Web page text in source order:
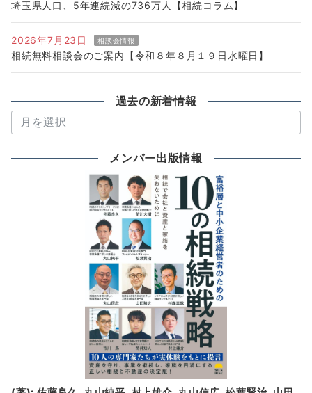
埼玉県人口、5年連続減の736万人【相続コラム】
2026年7月23日 相談会情報
相続無料相談会のご案内【令和８年８月１９日水曜日】
過去の新着情報
去
メンバー出版情報